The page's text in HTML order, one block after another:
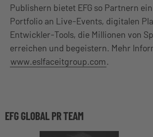
Publishern bietet EFG so Partnern
Portfolio an Live-Events, digitalen
Entwickler-Tools, die Millionen von
erreichen und begeistern. Mehr
www.eslfaceitgroup.com.
EFG GLOBAL PR TEAM